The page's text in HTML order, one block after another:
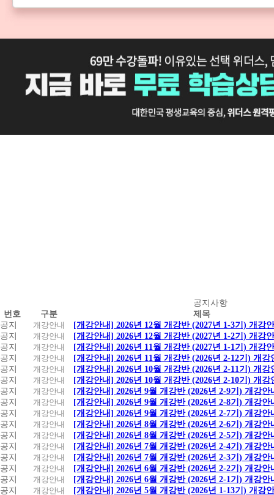
지
사
항
공지사항
번호
구분
제목
공지
개강안내
[개강안내] 2026년 12월 개강반 (2027년 1-3기) 개강
공지
개강안내
[개강안내] 2026년 12월 개강반 (2027년 1-2기) 개강
공지
개강안내
[개강안내] 2026년 11월 개강반 (2027년 1-1기) 개강
공지
개강안내
[개강안내] 2026년 11월 개강반 (2026년 2-12기) 개강
공지
개강안내
[개강안내] 2026년 10월 개강반 (2026년 2-11기) 개강
공지
개강안내
[개강안내] 2026년 10월 개강반 (2026년 2-10기) 개강
공지
개강안내
[개강안내] 2026년 9월 개강반 (2026년 2-9기) 개강안
공지
개강안내
[개강안내] 2026년 9월 개강반 (2026년 2-8기) 개강안
공지
개강안내
[개강안내] 2026년 9월 개강반 (2026년 2-7기) 개강안
공지
개강안내
[개강안내] 2026년 8월 개강반 (2026년 2-6기) 개강안
공지
개강안내
[개강안내] 2026년 8월 개강반 (2026년 2-5기) 개강안
공지
개강안내
[개강안내] 2026년 7월 개강반 (2026년 2-4기) 개강안
공지
개강안내
[개강안내] 2026년 7월 개강반 (2026년 2-3기) 개강안
공지
개강안내
[개강안내] 2026년 6월 개강반 (2026년 2-2기) 개강안
공지
개강안내
[개강안내] 2026년 6월 개강반 (2026년 2-1기) 개강안
공지
개강안내
[개강안내] 2026년 5월 개강반 (2026년 1-13기) 개강